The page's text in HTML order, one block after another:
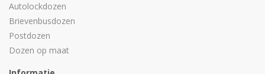
Autolockdozen
Brievenbusdozen
Postdozen
Dozen op maat